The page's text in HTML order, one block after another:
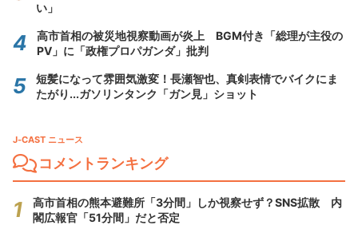
い」
高市首相の被災地視察動画が炎上 BGM付き「総理が主役の
PV」に「政権プロパガンダ」批判
短髪になって雰囲気激変！長瀬智也、真剣表情でバイクにま
たがり...ガソリンタンク「ガン見」ショット
J-CAST ニュース
コメントランキング
高市首相の熊本避難所「3分間」しか視察せず？SNS拡散 内
閣広報官「51分間」だと否定